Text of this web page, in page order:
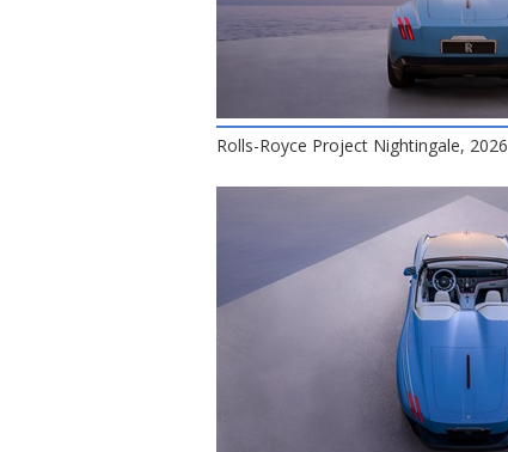
Rolls-Royce Project Nightingale, 2026